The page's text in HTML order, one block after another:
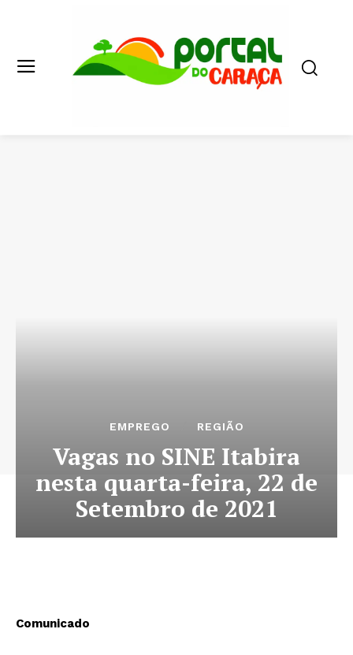
EMPREGO REGIÃO
Vagas no SINE Itabira
nesta quarta-feira, 22 de
Setembro de 2021
Comunicado